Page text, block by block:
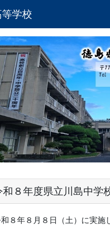
学校
和８年度県立川島中学
８年８月８日（土）に実施